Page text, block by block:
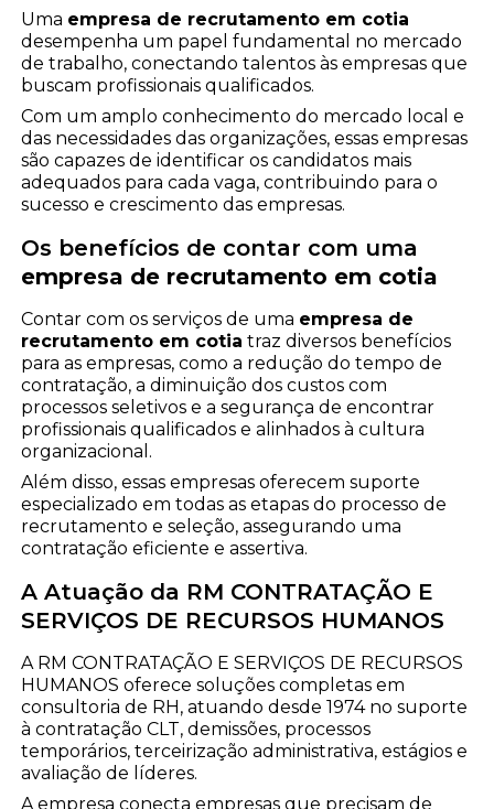
Uma empresa de recrutamento em cotia
desempenha um papel fundamental no mercado
de trabalho, conectando talentos às empresas que
buscam profissionais qualificados.
Com um amplo conhecimento do mercado local e
das necessidades das organizações, essas empresas
são capazes de identificar os candidatos mais
adequados para cada vaga, contribuindo para o
sucesso e crescimento das empresas.
Os benefícios de contar com uma
empresa de recrutamento em cotia
Contar com os serviços de uma empresa de
recrutamento em cotia traz diversos benefícios
para as empresas, como a redução do tempo de
contratação, a diminuição dos custos com
processos seletivos e a segurança de encontrar
profissionais qualificados e alinhados à cultura
organizacional.
Além disso, essas empresas oferecem suporte
especializado em todas as etapas do processo de
recrutamento e seleção, assegurando uma
contratação eficiente e assertiva.
A Atuação da RM CONTRATAÇÃO E
SERVIÇOS DE RECURSOS HUMANOS
A RM CONTRATAÇÃO E SERVIÇOS DE RECURSOS
HUMANOS oferece soluções completas em
consultoria de RH, atuando desde 1974 no suporte
à contratação CLT, demissões, processos
temporários, terceirização administrativa, estágios e
avaliação de líderes.
A empresa conecta empresas que precisam de